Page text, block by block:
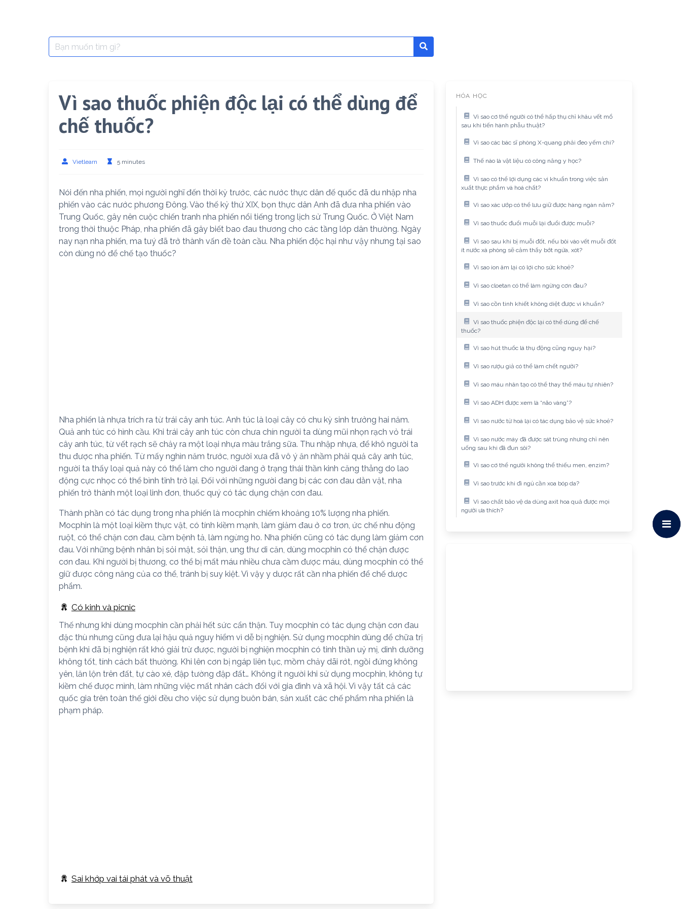
Search
for:
Vì sao thuốc phiện độc lại có thể dùng để
chế thuốc?
Vietlearn 5 minutes
Nói đến nha phiến, mọi người nghĩ đến thời kỳ trước, các nước thực dân đế quốc đã du nhập nha
phiến vào các nước phương Đông. Vào thế kỷ thứ XIX, bọn thực dân Anh đã đưa nha phiến vào
Trung Quốc, gây nên cuộc chiến tranh nha phiến nổi tiếng trong lịch sử Trung Quốc. Ở Việt Nam
trong thời thuộc Pháp, nha phiến đã gây biết bao đau thương cho các tầng lớp dân thường. Ngày
nay nạn nha phiến, ma tuý đã trở thành vấn đề toàn cầu. Nha phiến độc hại như vậy nhưng tại sao
còn dùng nó để chế tạo thuốc?
Nha phiến là nhựa trích ra từ trái cây anh túc. Anh túc là loại cây có chu kỳ sinh trưởng hai năm.
Quả anh túc có hình cầu. Khi trái cây anh túc còn chưa chín người ta dùng mũi nhọn rạch vỏ trái
cây anh túc, từ vết rạch sẽ chảy ra một loại nhựa màu trắng sữa. Thu nhập nhựa, để khô người ta
thu được nha phiến. Từ mấy nghìn năm trước, người xưa đã vô ý ăn nhầm phải quả cây anh túc,
người ta thấy loại quả này có thể làm cho người đang ở trạng thái thần kinh căng thẳng do lao
động cực nhọc có thể bình tĩnh trở lại. Đối với những người đang bị các cơn đau dằn vặt, nha
phiến trở thành một loại linh đơn, thuốc quý có tác dụng chặn cơn đau.
Thành phần có tác dụng trong nha phiến là mocphin chiếm khoảng 10% lượng nha phiến.
Mocphin là một loại kiềm thực vật, có tính kiềm mạnh, làm giảm đau ở cơ trơn, ức chế nhu động
ruột, có thể chặn cơn đau, cầm bệnh tả, làm ngừng ho. Nha phiến cũng có tác dụng làm giảm cơn
đau. Với những bệnh nhân bị sỏi mật, sỏi thận, ung thư di căn, dùng mocphin có thể chặn được
cơn đau. Khi người bị thương, cơ thể bị mất máu nhiều chưa cầm được máu, dùng mocphin có thể
giữ được công năng của cơ thể, tránh bị suy kiệt. Vì vậy y dược rất cần nha phiến để chế dược
phẩm.
Có kinh và picnic
Thế nhưng khi dùng mocphin cần phải hết sức cẩn thận. Tuy mocphin có tác dụng chặn cơn đau
đặc thù nhưng cũng đưa lại hậu quả nguy hiểm vì dễ bị nghiện. Sử dụng mocphin dùng để chữa trị
bệnh khi đã bị nghiện rất khó giải trừ được, người bị nghiện mocphin có tinh thần uỷ mị, dinh dưỡng
không tốt, tính cách bất thường. Khi lên cơn bị ngáp liên tục, mồm chảy dãi rớt, ngồi đứng không
yên, lăn lộn trên đất, tự cào xé, đập tường đập đất… Không ít người khi sử dụng mocphin, không tự
kiềm chế được mình, làm những việc mất nhân cách đối với gia đình và xã hội. Vì vậy tất cả các
quốc gia trên toàn thế giới đều cho việc sử dụng buôn bán, sản xuất các chế phẩm nha phiến là
phạm pháp.
Sai khớp vai tái phát và võ thuật
HÓA HỌC
Vì sao cơ thể người có thể hấp thụ chỉ khâu vết mổ
sau khi tiến hành phẫu thuật?
Vì sao các bác sĩ phòng X-quang phải đeo yếm chì?
Thế nào là vật liệu có công năng y học?
Vì sao có thể lợi dụng các vi khuẩn trong việc sản
xuất thực phẩm và hoá chất?
Vì sao xác ướp có thể lưu giữ được hàng ngàn năm?
Vì sao thuốc đuổi muỗi lại đuổi được muỗi?
Vì sao sau khi bị muỗi đốt, nếu bôi vào vết muỗi đốt
ít nước xà phòng sẽ cảm thấy bớt ngứa, xót?
Vì sao ion âm lại có lợi cho sức khoẻ?
Vì sao cloetan có thể làm ngừng cơn đau?
Vì sao cồn tinh khiết không diệt được vi khuẩn?
Vì sao thuốc phiện độc lại có thể dùng để chế
thuốc?
Vì sao hút thuốc lá thụ động cũng nguy hại?
Vì sao rượu giả có thể làm chết người?
Vì sao máu nhân tạo có thể thay thế máu tự nhiên?
Vì sao ADH được xem là “não vàng”?
Vì sao nước từ hoá lại có tác dụng bảo vệ sức khoẻ?
Vì sao nước máy đã được sát trùng nhưng chỉ nên
uống sau khi đã đun sôi?
Vì sao cơ thể người không thể thiếu men, enzim?
Vì sao trước khi đi ngủ cần xoa bóp da?
Vì sao chất bảo vệ da dùng axit hoa quả được mọi
người ưa thích?